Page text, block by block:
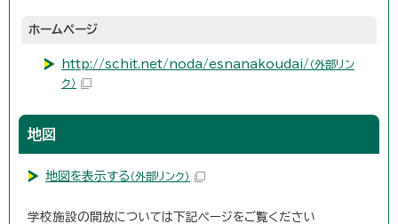
ホームページ
http://schit.net/noda/esnanakoudai/ （外部リン
ク）
地図
地図を表示する （外部リンク）
学校施設の開放については下記ページをご覧ください